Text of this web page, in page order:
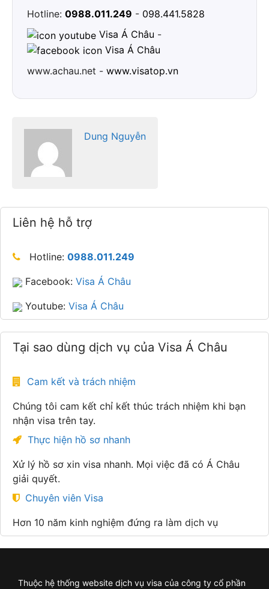
Hotline: 0988.011.249 - 098.441.5828
Visa Á Châu -
Visa Á Châu
www.achau.net - www.visatop.vn
Dung Nguyễn
Liên hệ hỗ trợ
Hotline: 0988.011.249
Facebook: Visa Á Châu
Youtube: Visa Á Châu
Tại sao dùng dịch vụ của Visa Á Châu
Cam kết và trách nhiệm
Chúng tôi cam kết chỉ kết thúc trách nhiệm khi bạn
nhận visa trên tay.
Thực hiện hồ sơ nhanh
Xử lý hồ sơ xin visa nhanh. Mọi việc đã có Á Châu
giải quyết.
Chuyên viên Visa
Hơn 10 năm kinh nghiệm đứng ra làm dịch vụ
Thuộc hệ thống website dịch vụ visa của công ty cổ phần